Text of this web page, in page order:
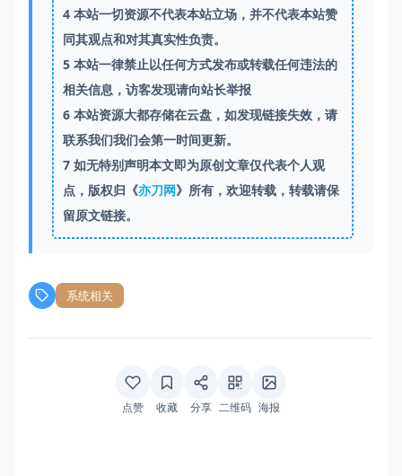
4本站一切资源不代表本站立场，并不代表本站赞
同其观点和对其真实性负责。
5本站一律禁止以任何方式发布或转载任何违法的
相关信息，访客发现请向站长举报
6本站资源大都存储在云盘，如发现链接失效，请
联系我们我们会第一时间更新。
7如无特别声明本文即为原创文章仅代表个人观
点，版权归《亦刀网》所有，欢迎转载，转载请保
留原文链接。
系统相关
点赞 收藏 分享 二维码 海报